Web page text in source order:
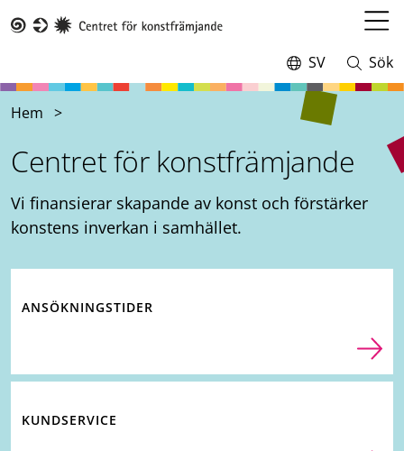
till
Switch
language,
current
language:
SV
Öppna
och
Sök
Hem
Centret för konstfrämjande
Vi finansierar skapande av konst och förstärker
konstens inverkan i samhället.
ANSÖKNINGSTIDER
KUNDSERVICE